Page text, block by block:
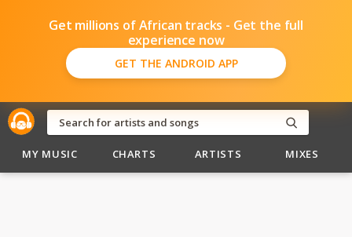
Get millions of African tracks - Get the full
experience now
GET THE ANDROID APP
MY MUSIC CHARTS ARTISTS MIXES